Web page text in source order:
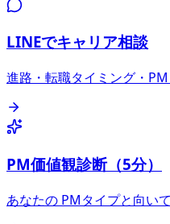
LINEでキャリア相談
進路・転職タイミング・
PM価値観診断（5分）
あなたの PMタイプと向い